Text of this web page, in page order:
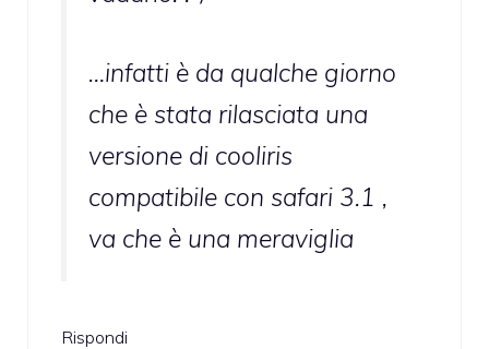
…infatti è da qualche giorno
che è stata rilasciata una
versione di cooliris
compatibile con safari 3.1 ,
va che è una meraviglia
Rispondi